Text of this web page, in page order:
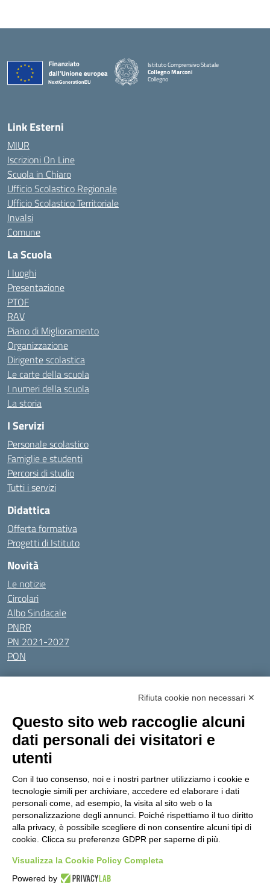
Istituto Comprensivo Statale
Collegno Marconi
Collegno
Link Esterni
MIUR
Iscrizioni On Line
Scuola in Chiaro
Ufficio Scolastico Regionale
Ufficio Scolastico Territoriale
Invalsi
Comune
La Scuola
I luoghi
Presentazione
PTOF
RAV
Piano di Miglioramento
Organizzazione
Dirigente scolastica
Le carte della scuola
I numeri della scuola
La storia
I Servizi
Personale scolastico
Famiglie e studenti
Percorsi di studio
Tutti i servizi
Didattica
Offerta formativa
Progetti di Istituto
Novità
Le notizie
Circolari
Albo Sindacale
PNRR
PN 2021-2027
PON
Tutti gli argomenti
Amministrazione Trasparente
Privacy Policy
Dichiarazione di accessibilitàObiettivi di accessibilità
Seguici su:
Indirizzo:Via Gaetano Donizetti 30, Collegno
Centralino:0114053925 Email: toic8cg002@istruzione.it
Posta elettronica certificata (PEC):toic8cg002@pec.istruzione.it
Codice fiscale: 95641450010
Codice Indice delle Pubbliche Amministrazioni (IPA): D0ZZDV0V
Codice unico di fatturazione (CUF): FJDH3Z
Rifiuta cookie non necessari ✕
Questo sito web raccoglie alcuni
dati personali dei visitatori e
utenti
Con il tuo consenso, noi e i nostri partner utilizziamo i cookie e
tecnologie simili per archiviare, accedere ed elaborare i dati
personali come, ad esempio, la visita al sito web o la
personalizzazione degli annunci. Poiché rispettiamo il tuo diritto
alla privacy, è possibile scegliere di non consentire alcuni tipi di
cookie. Clicca su preferenze GDPR per saperne di più.
Visualizza la Cookie Policy Completa
Powered by